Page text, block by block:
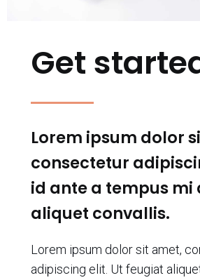
Get
Lorem ipsum dolor
consectetur
id ante a tempus mi
aliquet convallis.
Lorem ipsum dolor sit amet,
adipiscing elit. Ut feugiat